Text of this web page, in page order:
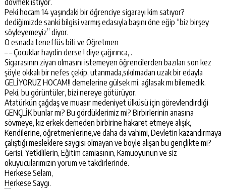
dövmek istiyor.
Peki hocam 14 yaşındaki bir öğrenciye sigarayı kim satıyor?
dediğimizde sanki bilgisi varmış edasıyla başını öne eğip “biz birşey
söyleyemeyiz” diyor.
O esnada teneffüs biti ve Öğretmen
– – Çocuklar haydin derse ! diye çağırınca, .
Sigarasının ziyan olmasını istemeyen öğrencilerden bazıları son kez
şöyle okkalı bir nefes çekip, utanmada,sıkılmadan uzak bir edayla
GELİYORUZ HOCAM!! demelerine gülsek mi, ağlasak mı bilemedik.
Peki, bu görüntüler, bizi nereye götürüyor.
Atatürkün çağdaş ve muasır medeniyet ülküsü için görevlendirdiği
GENÇLİK bunlar mı? Bu gördüklerimiz mi? Birbirlerinin anasına
sövmeye, kız erkek demeden birbirine hakaret etmeye alışık,
Kendilerine, öğretmenlerine,ve daha da vahimi, Devletin kazandırmaya
çalıştığı mesleklere saygısı olmayan ve böyle alışan bu gençlikte mi?
Gerisi, Yetkililerin, Eğitim camiasının, Kamuoyunun ve siz
okuyucularımızın yorum ve takdirlerinde.
Herkese Selam,
Herkese Saygı.